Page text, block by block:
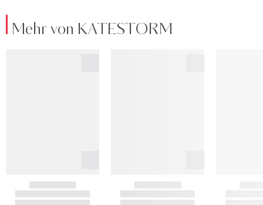
Mehr von KATESTORM